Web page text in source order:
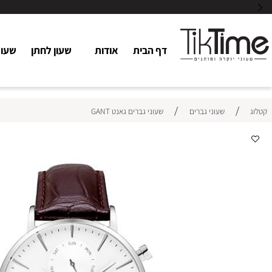
דף הבית אודות שעון לחתן שעוני
שעוני גברים / שעוני גברים גאנט GANT